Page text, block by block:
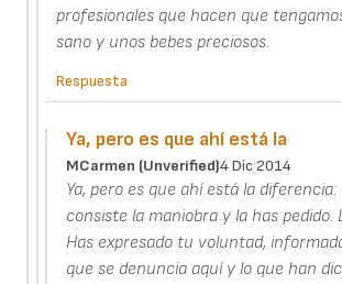
profesionales que hacen que
sano y unos bebes preciosos.
Respuesta
Ya, pero es que ahí está la
MCarmen (unverified)4 Dic 2014
Ya, pero es que ahí está la
consiste la maniobra y la has pedido.
Has expresado tu voluntad,
que se denuncia aquí y lo que han